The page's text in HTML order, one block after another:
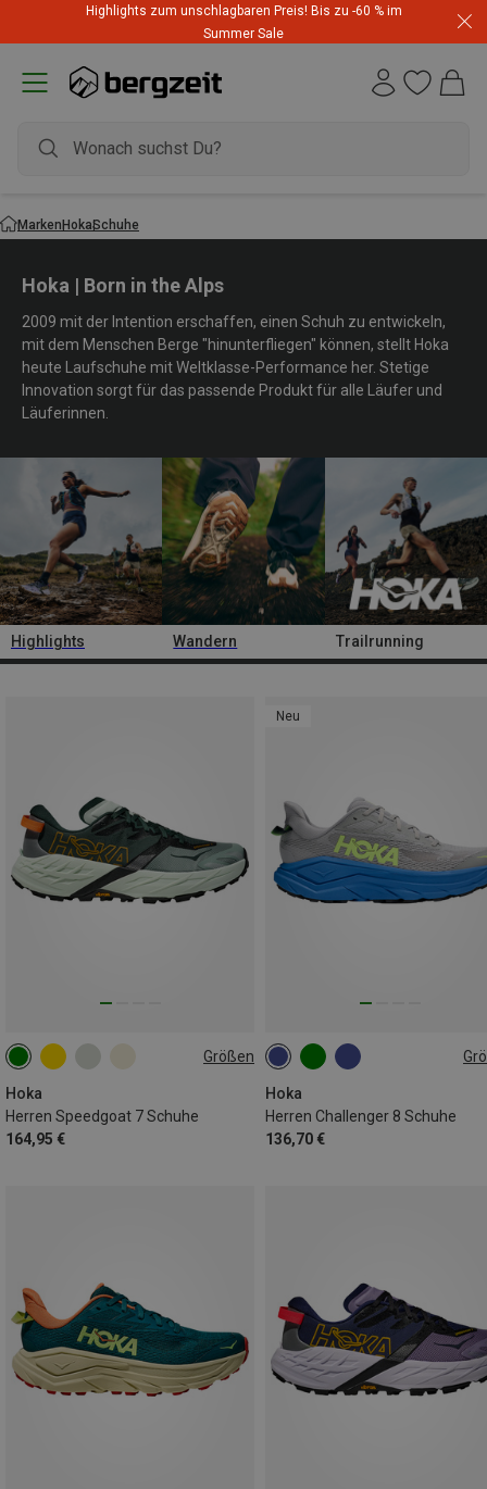
Highlights zum unschlagbaren Preis! Bis zu -60 % im
Summer Sale
MarkenHokaSchuhe
Hoka | Born in the Alps
2009 mit der Intention erschaffen, einen Schuh zu entwickeln,
mit dem Menschen Berge "hinunterfliegen" können, stellt Hoka
heute Laufschuhe mit Weltklasse-Performance her. Stetige
Innovation sorgt für das passende Produkt für alle Läufer und
Läuferinnen.
Highlights Wandern Trailrunning
Größen
Hoka
Herren Speedgoat 7 Schuhe
164,95 €
Neu
Hoka
Herren Challenger 8 Schuhe
136,70 €
41|41.5 42.5|43
44.5|45